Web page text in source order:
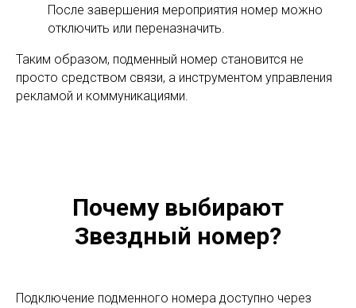
После завершения мероприятия номер можно
отключить или переназначить.
Таким образом, подменный номер становится не
просто средством связи, а инструментом управления
рекламой и коммуникациями.
Почему выбирают
Звездный номер?
Подключение подменного номера доступно через